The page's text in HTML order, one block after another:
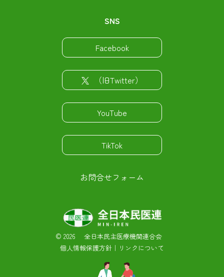
SNS
Facebook
（旧Twitter）
YouTube
TikTok
お問合せフォーム
© 2026 全日本民主医療機関連合会
個人情報保護方針 ｜ リンクについて